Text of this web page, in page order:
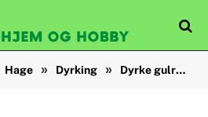
Hage » Dyrking » Dyrke gulrøtter i kasse (Guide!)